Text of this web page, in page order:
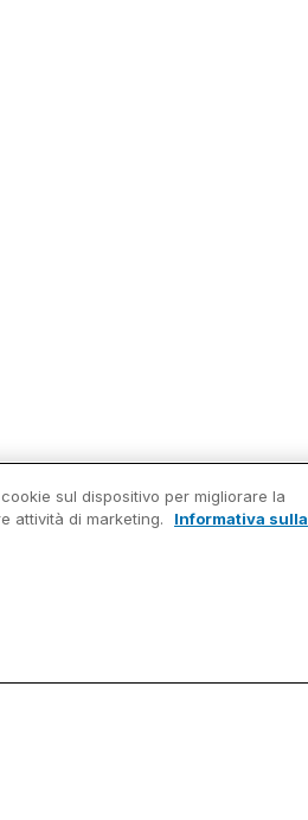
sul dispositivo per migliorare la
attività di marketing.
Informativa sulla